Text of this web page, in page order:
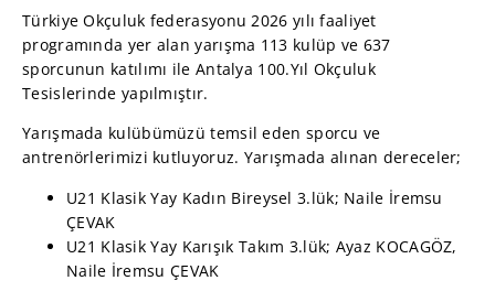
Türkiye Okçuluk federasyonu 2026 yılı faaliyet
programında yer alan yarışma 113 kulüp ve 637
sporcunun katılımı ile Antalya 100.Yıl Okçuluk
Tesislerinde yapılmıştır.
Yarışmada kulübümüzü temsil eden sporcu ve
antrenörlerimizi kutluyoruz. Yarışmada alınan dereceler;
U21 Klasik Yay Kadın Bireysel 3.lük; Naile İremsu
ÇEVAK
U21 Klasik Yay Karışık Takım 3.lük; Ayaz KOCAGÖZ,
Naile İremsu ÇEVAK